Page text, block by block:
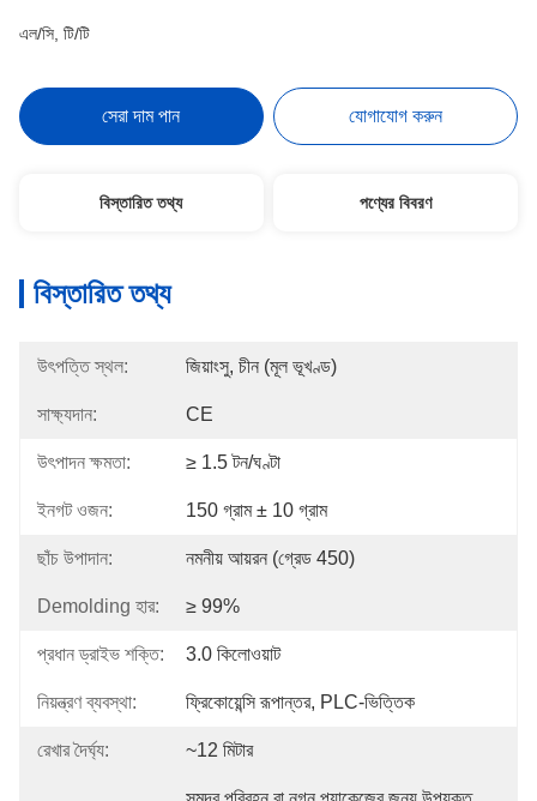
এল/সি, টি/টি
সেরা দাম পান যোগাযোগ করুন
বিস্তারিত তথ্য পণ্যের বিবরণ
বিস্তারিত তথ্য
উৎপত্তি স্থল: জিয়াংসু, চীন (মূল ভূখণ্ড)
সাক্ষ্যদান: CE
উৎপাদন ক্ষমতা: ≥ 1.5 টন/ঘণ্টা
ইনগট ওজন: 150 গ্রাম ± 10 গ্রাম
ছাঁচ উপাদান: নমনীয় আয়রন (গ্রেড 450)
Demolding হার: ≥ 99%
প্রধান ড্রাইভ শক্তি: 3.0 কিলোওয়াট
নিয়ন্ত্রণ ব্যবস্থা: ফ্রিকোয়েন্সি রূপান্তর, PLC-ভিত্তিক
রেখার দৈর্ঘ্য: ~12 মিটার